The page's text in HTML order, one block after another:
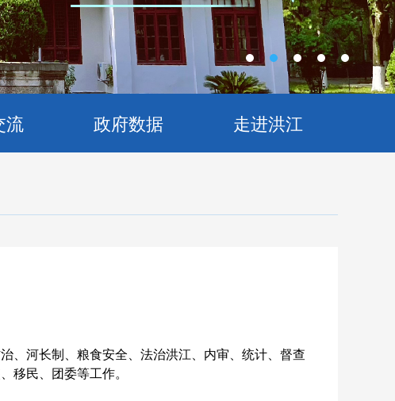
流 政府数据 走进洪江
、河长制、粮食安全、法治洪江、内审、统计、督查
移民、团委等工作。